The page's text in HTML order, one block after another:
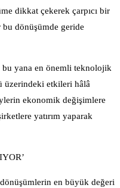
dikkat çekerek çarpıcı bir
bu dönüşümde geride
bu yana en önemli teknolojik
üzerindeki etkileri hâlâ
ekonomik değişimlere
yatırım yaparak
en büyük değeri